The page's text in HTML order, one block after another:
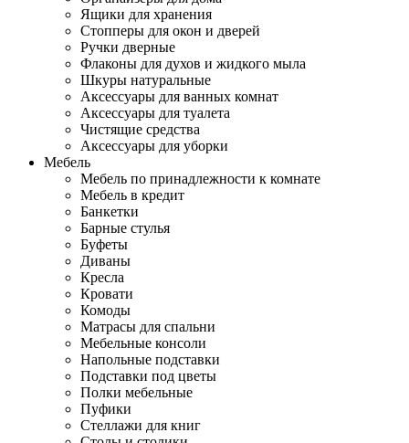
Ящики для хранения
Стопперы для окон и дверей
Ручки дверные
Флаконы для духов и жидкого мыла
Шкуры натуральные
Аксессуары для ванных комнат
Аксессуары для туалета
Чистящие средства
Аксессуары для уборки
Мебель
Мебель по принадлежности к комнате
Мебель в кредит
Банкетки
Барные стулья
Буфеты
Диваны
Кресла
Кровати
Комоды
Матрасы для спальни
Мебельные консоли
Напольные подставки
Подставки под цветы
Полки мебельные
Пуфики
Стеллажи для книг